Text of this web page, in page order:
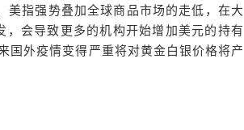
美指强势叠加全球商品市场的走低，在大
会导致更多的机构开始增加美元的持有
国外疫情变得严重将对黄金白银价格将产